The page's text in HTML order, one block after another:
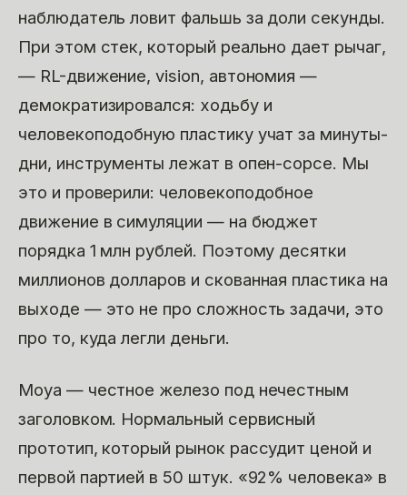
наблюдатель ловит фальшь за доли секунды.
При этом стек, который реально дает рычаг,
— RL-движение, vision, автономия —
демократизировался: ходьбу и
человекоподобную пластику учат за минуты-
дни, инструменты лежат в опен-сорсе. Мы
это и проверили: человекоподобное
движение в симуляции — на бюджет
порядка 1 млн рублей. Поэтому десятки
миллионов долларов и скованная пластика на
выходе — это не про сложность задачи, это
про то, куда легли деньги.
Moya — честное железо под нечестным
заголовком. Нормальный сервисный
прототип, который рынок рассудит ценой и
первой партией в 50 штук. «92% человека» в